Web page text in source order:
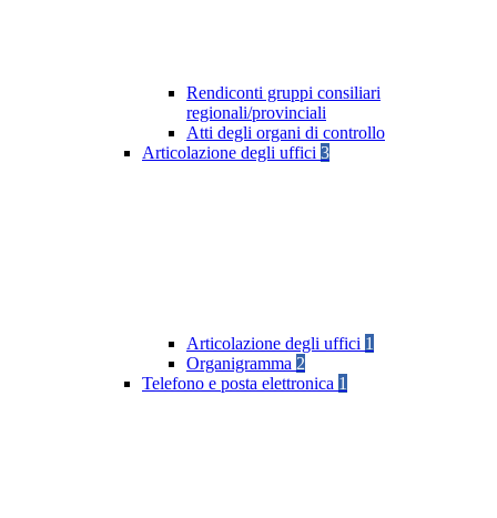
Rendiconti gruppi consiliari
regionali/provinciali
Atti degli organi di controllo
Articolazione degli uffici 3
Articolazione degli uffici 1
Organigramma 2
Telefono e posta elettronica 1